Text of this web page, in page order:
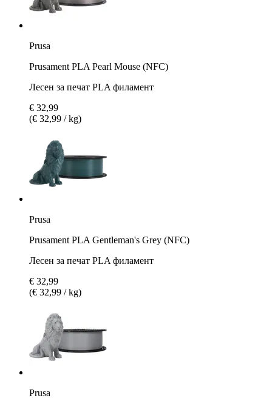
Prusa
Prusament PLA Pearl Mouse (NFC)
Лесен за печат PLA филамент
€ 32,99
(€ 32,99 / kg)
Prusa
Prusament PLA Gentleman's Grey (NFC)
Лесен за печат PLA филамент
€ 32,99
(€ 32,99 / kg)
Prusa